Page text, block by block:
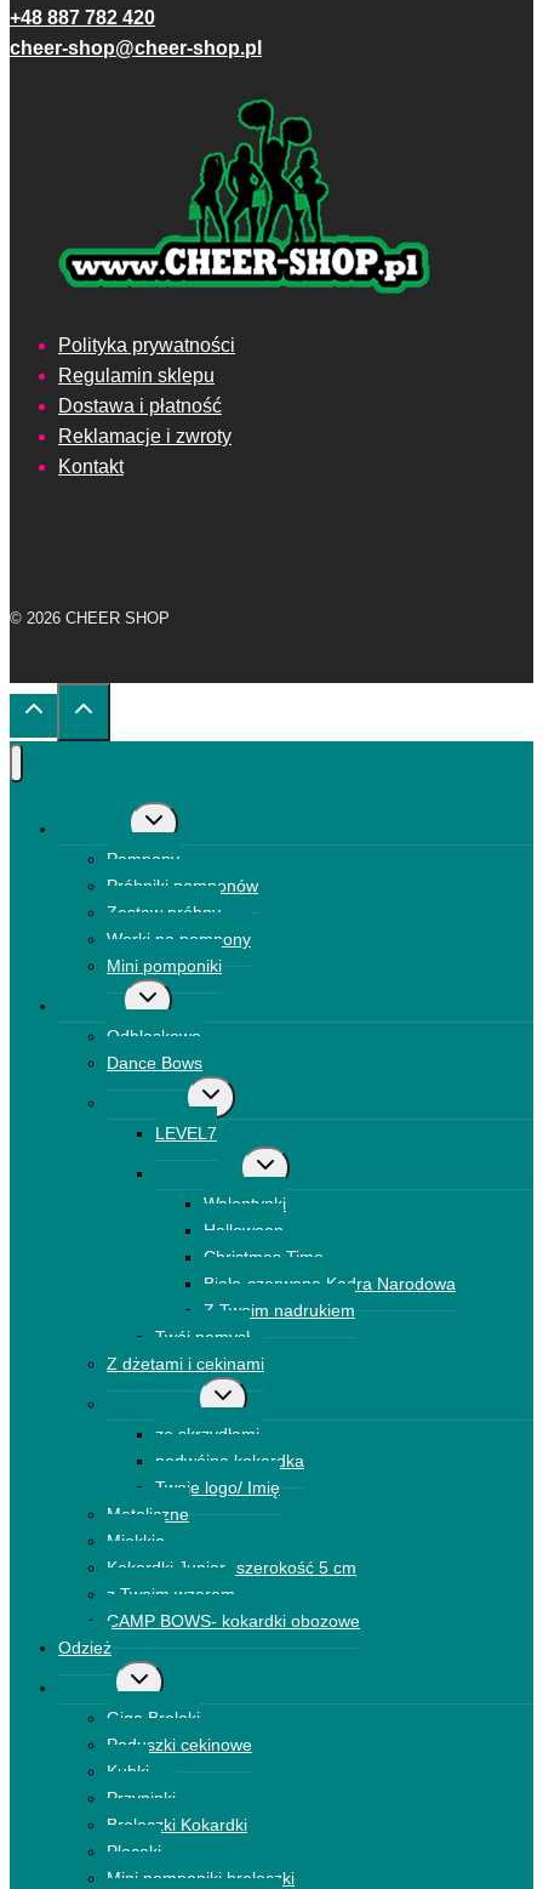
+48 887 782 420
cheer-shop@cheer-shop.pl
Polityka prywatności
Regulamin sklepu
Dostawa i płatność
Reklamacje i zwroty
Kontakt
© 2026 CHEER SHOP
Przełącz
menu
Pompony
Próbniki pomponów
Zestaw próbny
Worki na pompony
Mini pomponiki
Przełącz
Odblaskowe
Dance Bows
Przełącz
menu
podrzędne
LEVEL7
Przełącz
menu
podrzędne
Walentynki
Halloween
Christmas Time
Biało-czerwone Kadra Narodowa
Z Twoim nadrukiem
Twój pomysł
Z dżetami i cekinami
Przełącz
menu
ze skrzydłami
podwójna kokardka
Twoje logo/ Imię
Metaliczne
Miękkie
Kokardki Junior- szerokość 5 cm
z Twoim wzorem
CAMP BOWS- kokardki obozowe
Odzież
Przełącz
Giga Breloki
Poduszki cekinowe
Kubki
Przypinki
Breloczki Kokardki
Plecaki
Mini pomponiki breloczki